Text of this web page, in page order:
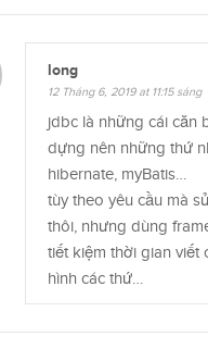
long
12 Tháng 6, 2019 at 11:15 sáng
jdbc là những cái căn
dựng nên những thứ
hibernate, myBatis…
tùy theo yêu cầu mà
thôi, nhưng dùng
tiết kiệm thời gian viết
hình các thứ…